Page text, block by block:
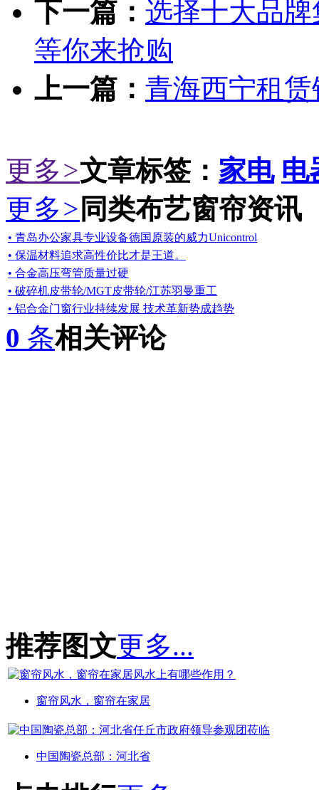
下一篇： 选择十大品
等你来抢购
上一篇： 青海西宁租
更多>文章标签： 家电 电
更多> 同类布艺窗帘资讯
• 青岛办公家具专业设备德国原装的威力Unicontrol
• 保温材料追求高性价比才是王道。
• 合金高压弯管质量过硬
• 破碎机皮带轮/MGT皮带轮/江苏羽曼重工
• 铝合金门窗行业持续发展 技术革新势成趋势
0 条相关评论
推荐图文更多...
窗帘风水，窗帘在家居
中国陶瓷总部：河北省